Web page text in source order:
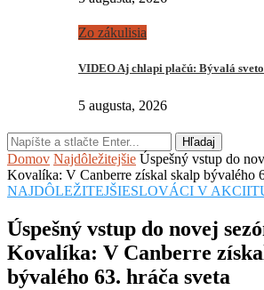
Zo zákulisia
VIDEO Aj chlapi plačú: Bývalá
5 augusta, 2026
Hľadaj
Domov Najdôležitejšie Úspešný vstup do
Kovalíka: V Canberre získal skalp bývalého
NAJDÔLEŽITEJŠIESLOVÁCI V AKCII
Úspešný vstup do novej
Kovalíka: V Canberre
bývalého 63. hráča sveta